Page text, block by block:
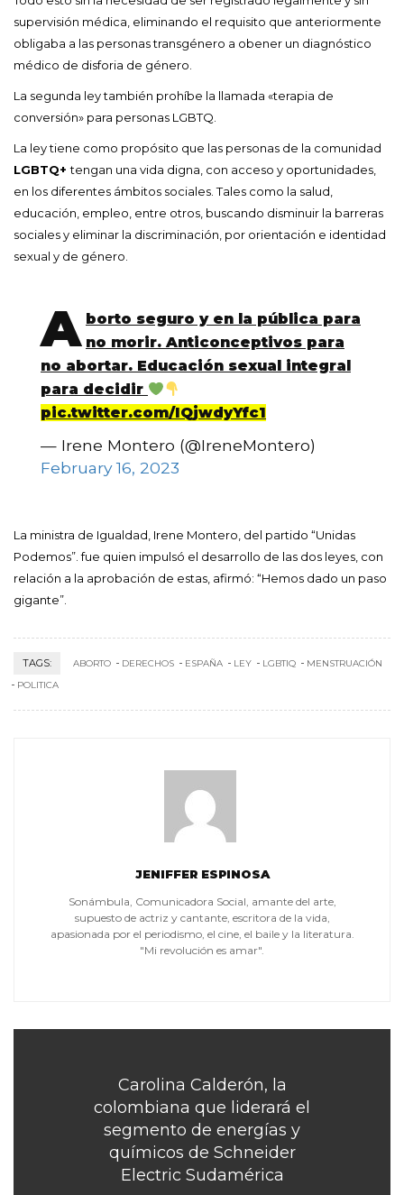
supervisión médica, eliminando el requisito que anteriormente
obligaba a las personas transgénero a obener un diagnóstico
médico de disforia de género.
La segunda ley también prohíbe la llamada «terapia de
conversión» para personas LGBTQ.
La ley tiene como propósito que las personas de la comunidad
LGBTQ+tengan una vida digna, con acceso y oportunidades,
en los diferentes ámbitos sociales. Tales como la salud,
educación, empleo, entre otros, buscando disminuir la barreras
sociales y eliminar la discriminación, por orientación e identidad
sexual y de género.
A borto seguro y en la pública para
no morir. Anticonceptivos para
no abortar. Educación sexual integral
para decidir
pic.twitter.com/IQjwdyYfc1
— Irene Montero (@IreneMontero)
February 16, 2023
La ministra de Igualdad, Irene Montero, del partido “Unidas
Podemos”. fue quien impulsó el desarrollo de las dos leyes, con
relación a la aprobación de estas, afirmó: “Hemos dado un paso
gigante”.
TAGS: ABORTO DERECHOS ESPAÑA LEY LGBTIQ
MENSTRUACIÓN
POLITICA
JENIFFER ESPINOSA
Sonámbula, Comunicadora Social, amante del arte,
supuesto de actriz y cantante, escritora de la vida,
apasionada por el periodismo, el cine, el baile y la literatura.
"Mi revolución es amar".
Carolina Calderón, la
colombiana que liderará el
segmento de energías y
químicos de Schneider
Electric Sudamérica